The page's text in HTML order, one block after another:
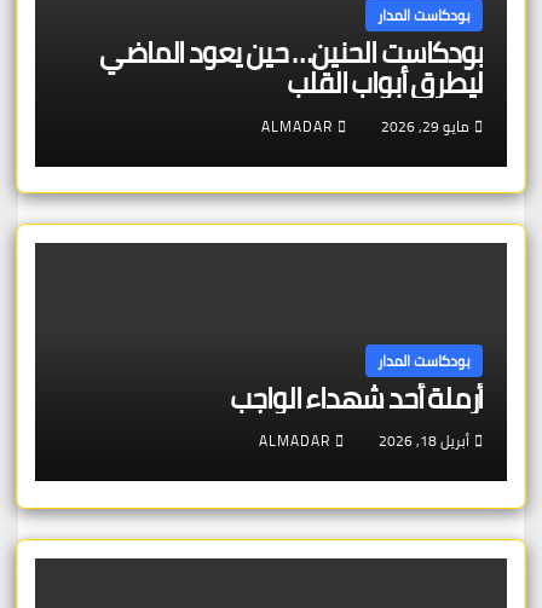
بودكاست المدار
بودكاست الحنين… حين يعود الماضي
ليطرق أبواب القلب
مايو 29, 2026 ALMADAR
بودكاست المدار
أرملة أحد شهداء الواجب
أبريل 18, 2026 ALMADAR